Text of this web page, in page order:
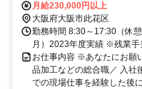
月給230,000円以上
大阪府大阪市此花区
勤務時間 8:30～17:30（休
月）2023年度実績 ※残業手
お仕事内容 ※あなたにお願
品加工などの総合職／ 入社
での現場仕事を経験した後